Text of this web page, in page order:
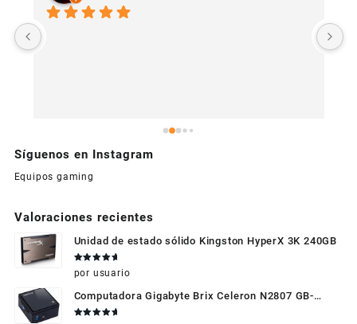
Síguenos en Instagram
Equipos gaming
Valoraciones recientes
Unidad de estado sólido Kingston HyperX 3K 240GB
en5 de 5
por usuario
Computadora Gigabyte Brix Celeron N2807 GB-
BXBT-2807 + WIFI + RAM de 4GB + HDD 500gb +